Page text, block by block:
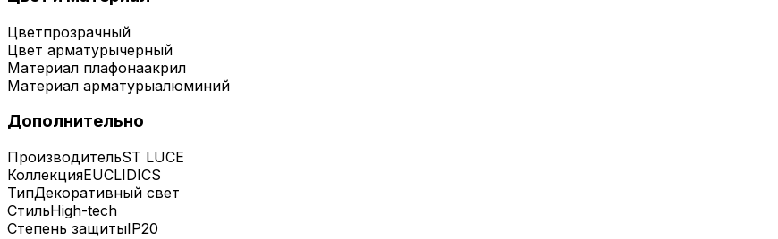
Цветпрозрачный
Цвет арматурычерный
Материал плафонаакрил
Материал арматурыалюминий
Дополнительно
ПроизводительST LUCE
КоллекцияEUCLIDICS
ТипДекоративный свет
СтильHigh-tech
Степень защитыIP20